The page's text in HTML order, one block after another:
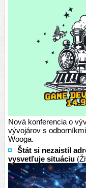
Nová konferencia o
vývojárov s
Wooga.
Štát si nezaistil
vysvetľuje situáciu